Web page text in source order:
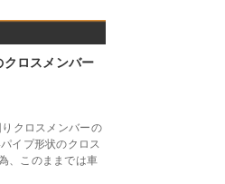
ロスメンバー
クロスメンバーの
イプ形状のクロス
、このままでは車